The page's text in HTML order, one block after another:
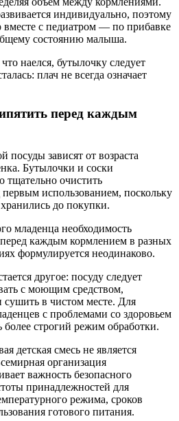
индивидуально, поэтому
с педиатром — по прибавке
состоянию малыша.
наелся, бутылочку следует
плач не всегда означает
перед каждым
посуды зависят от возраста
Бутылочки и соски
тщательно очистить
первым использованием, поскольку
до покупки.
младенца необходимость
перед каждым кормлением в разных
формулируется неодинаково.
другое: посуду следует
с моющим средством,
сушить в чистом месте. Для
с проблемами со здоровьем
более строгий режим обработки.
детская смесь не является
организация
важность безопасного
принадлежностей для
режима, сроков
готового питания.